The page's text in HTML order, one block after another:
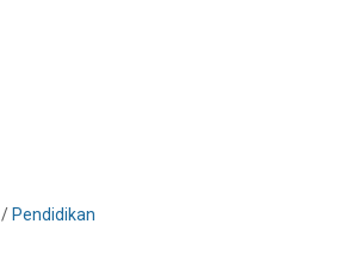
/ Pendidikan